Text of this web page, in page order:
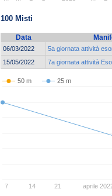
100 Misti
Data
06/03/2022
5a giornata attività
15/05/2022
7a giornata attività
50 m 25 m
aprile
7 14 21